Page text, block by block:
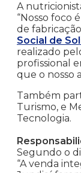
A
“Nosso foco
de
Social de
realizado
profissional
que o nosso
Também
Turismo, e
Tecnologia.
Segundo o
“A venda